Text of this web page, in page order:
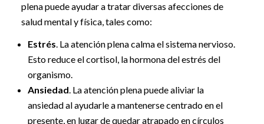
plena puede ayudar a tratar diversas afecciones de
salud mental y física, tales como:
Estrés. La atención plena calma el sistema nervioso.
Esto reduce el cortisol, la hormona del estrés del
organismo.
Ansiedad. La atención plena puede aliviar la
ansiedad al ayudarle a mantenerse centrado en el
presente, en lugar de quedar atrapado en círculos